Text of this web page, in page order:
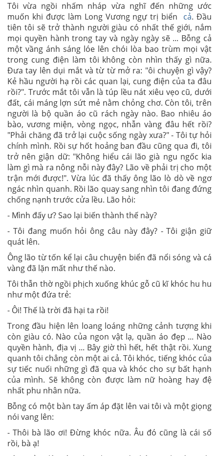
Tôi vừa ngồi nhấm nháp vừa nghĩ đến những ước
muốn khi được làm Long Vương ngự trị biển
cả. Đầu
tiên tôi sẽ trở thành người giàu có nhất thế giới, nắm
mọi quyền hành trong tay và ngày ngày sẽ ... Bỗng cả
một vầng ánh sáng lóe lên chói lòa bao trùm mọi vật
trong cung điện làm tôi không còn nhìn thấy gì nữa.
Đưa tay lên dụi mắt và từ từ mở ra: "ôi chuyện gì vậy?
Kẻ hầu người hạ rồi các quan lại, cung điện của ta đâu
rồi?". Trước mắt tôi vẫn là túp lều nát xiêu vẹo cũ, dưới
đất, cái máng lợn sứt mẻ nằm chỏng chơ. Còn tôi, trên
người là bộ quần áo cũ rách ngày nào. Bao nhiêu áo
bào, vương miện, vòng ngọc, nhẫn vàng đâu hết rồi?
"Phải chăng đã trở lại cuộc sống ngày xưa?" - Tôi tự hỏi
chính mình. Rồi sự hốt hoảng ban đầu cũng qua đi, tôi
trở nên giận dữ: "Không hiểu cái lão già ngu ngốc kia
làm gì mà ra nông nỗi này đây? Lão về phải trị cho một
trận mới được!". Vừa lúc đã thấy ông lão lò dò về ngơ
ngác nhìn quanh. Rồi lão quay sang nhìn tôi đang đứng
chống nạnh trước cửa lều. Lão hỏi:
- Mình đấy ư? Sao lại biến thành thế này?
- Tôi đang muốn hỏi ông câu này đây? - Tôi giận giữ
quát lên.
Ông lão từ tốn kể lại câu chuyện biển đã nổi sóng và cá
vàng đã lặn mất như thế nào.
Tôi thẫn thờ ngồi phịch xuống khúc gỗ cũ kĩ khóc hu hu
như một đứa trẻ:
- Ôi! Thế là trời đã hại ta rồi!
Trong đầu hiện lên loang loáng những cảnh tượng khi
còn giàu có. Nào của ngon vật lạ, quần áo đẹp ... Nào
quyền hành, địa vị ... Bây giờ thì hết, hết thật rồi. Xung
quanh tôi chẳng còn một ai cả. Tôi khóc, tiếng khóc của
sự tiếc nuối những gì đã qua và khóc cho sự bất hạnh
của mình. Sẽ không còn được làm nữ hoàng hay đệ
nhất phu nhân nữa.
Bỗng có một bàn tay ấm áp đặt lên vai tôi và một giọng
nói vang lên:
- Thôi bà lão ơi! Đừng khóc nữa. Âu đó cũng là cái số
rồi, bà ạ!